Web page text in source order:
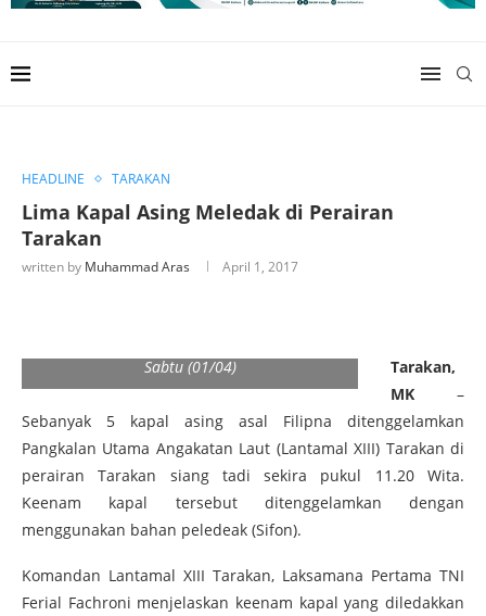
HEADLINE TARAKAN
Lima Kapal Asing Meledak di Perairan
Tarakan
written by Muhammad Aras April 1, 2017
Sabtu (01/04)
Tarakan,
MK –
Sebanyak 5 kapal asing asal Filipna ditenggelamkan
Pangkalan Utama Angakatan Laut (Lantamal XIII) Tarakan di
perairan Tarakan siang tadi sekira pukul 11.20 Wita.
Keenam kapal tersebut ditenggelamkan dengan
menggunakan bahan peledeak (Sifon).
Komandan Lantamal XIII Tarakan, Laksamana Pertama TNI
Ferial Fachroni menjelaskan keenam kapal yang diledakkan